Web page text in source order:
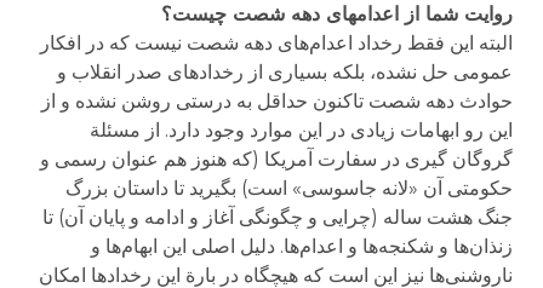
روایت شما از اعدامهای دهه شصت چیست؟
البته این فقط رخداد اعدام‌های دهه شصت نیست که در افکار
عمومی حل نشده، بلکه بسیاری از رخدادهای صدر انقلاب و
حوادث دهه شصت تاکنون حداقل به درستی روشن نشده و از
این رو ابهامات زیادی در این موارد وجود دارد. از مسئلة
گروگان گیری در سفارت آمریکا (که هنوز هم عنوان رسمی و
حکومتی آن «لانه جاسوسی» است) بگیرید تا داستان بزرگ
جنگ هشت ساله (چرایی و چگونگی آغاز و ادامه و پایان آن) تا
زنذان‌ها و شکنجه‌ها و اعدام‌ها. دلیل اصلی این ابهام‌ها و
ناروشنی‌ها نیز این است که هیچگاه در بارة این رخداد‌ها امکان